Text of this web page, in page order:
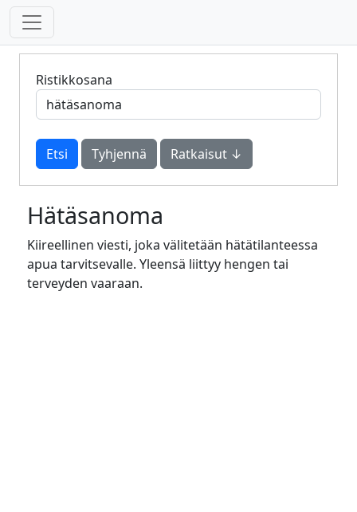
Ristikkosana
Tyhjennä Ratkaisut ↓
Hätäsanoma
Kiireellinen viesti, joka välitetään hätätilanteessa
apua tarvitsevalle. Yleensä liittyy hengen tai
terveyden vaaraan.